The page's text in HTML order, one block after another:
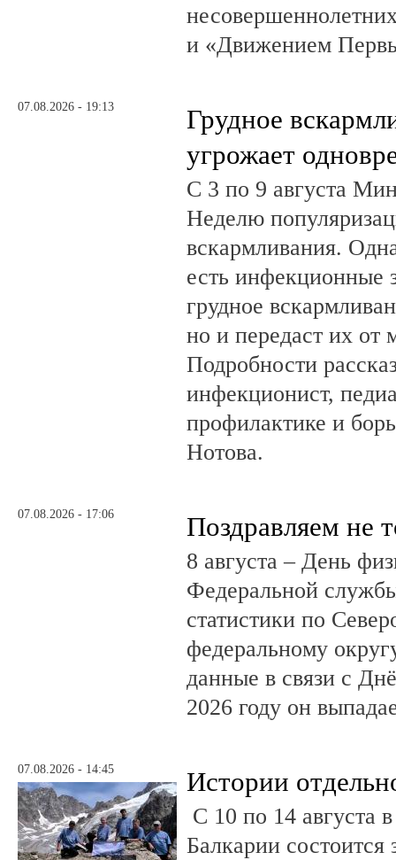
и «Движением
07.08.2026 - 19:13
Грудное
угрожает
С 3 по 9 августа
Неделю
вскармливания.
есть инфекционные
грудное
но и передаст их от
Подробности
инфекционист,
профилактике и
Нотова.
07.08.2026 - 17:06 Поздравляем не
8 августа – День
Федеральной
статистики по
федеральному
данные в связи с
2026 году он
07.08.2026 - 14:45 Истории
С 10 по 14 августа
Балкарии состоится